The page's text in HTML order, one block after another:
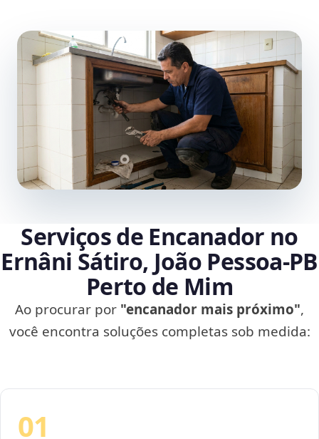
Serviços de Encanador no
Ernâni Sátiro, João Pessoa‑PB
Perto de Mim
Ao procurar por "encanador mais próximo",
você encontra soluções completas sob medida:
01